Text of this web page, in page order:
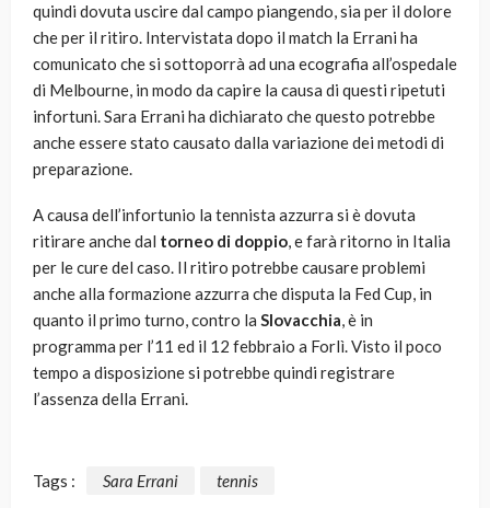
quindi dovuta uscire dal campo piangendo, sia per il dolore
che per il ritiro. Intervistata dopo il match la Errani ha
comunicato che si sottoporrà ad una ecografia all’ospedale
di Melbourne, in modo da capire la causa di questi ripetuti
infortuni. Sara Errani ha dichiarato che questo potrebbe
anche essere stato causato dalla variazione dei metodi di
preparazione.
A causa dell’infortunio la tennista azzurra si è dovuta
ritirare anche dal torneo di doppio, e farà ritorno in Italia
per le cure del caso. Il ritiro potrebbe causare problemi
anche alla formazione azzurra che disputa la Fed Cup, in
quanto il primo turno, contro la Slovacchia, è in
programma per l’11 ed il 12 febbraio a Forlì. Visto il poco
tempo a disposizione si potrebbe quindi registrare
l’assenza della Errani.
Tags : Sara Errani tennis